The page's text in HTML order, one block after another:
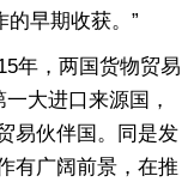
的早期收获。”
年，两国货物贸易
大进口来源国，
易伙伴国。同是发
有广阔前景，在推